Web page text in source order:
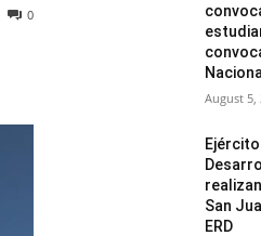
0
August 5,
San
ERD